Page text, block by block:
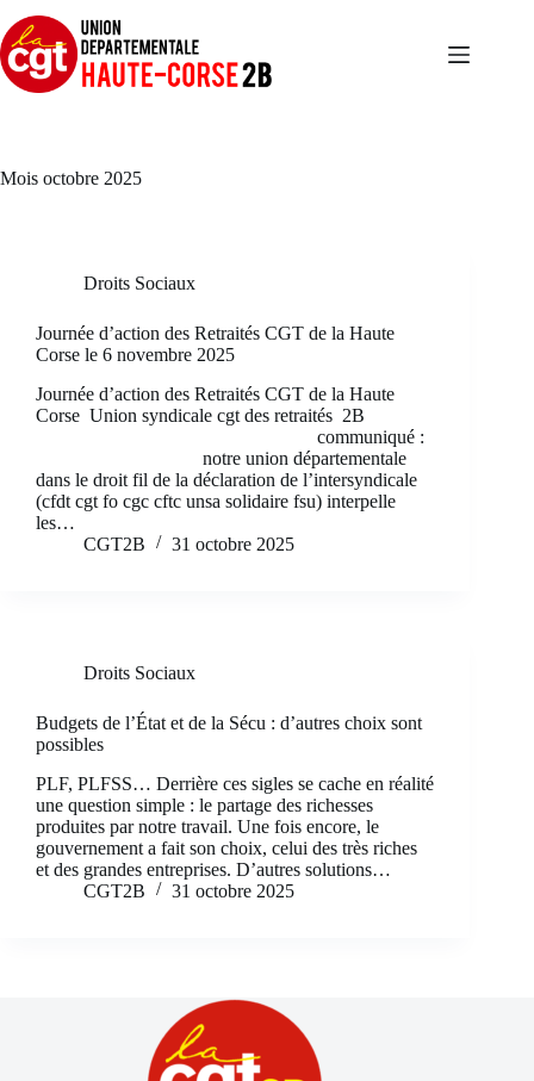
au
contenu
Mois octobre 2025
Droits Sociaux
Journée d’action des Retraités CGT de la Haute
Corse le 6 novembre 2025
Journée d’action des Retraités CGT de la Haute
Corse Union syndicale cgt des retraités 2B
communiqué :
notre union départementale
dans le droit fil de la déclaration de l’intersyndicale
(cfdt cgt fo cgc cftc unsa solidaire fsu) interpelle
les…
CGT2B
31 octobre 2025
Droits Sociaux
Budgets de l’État et de la Sécu : d’autres choix sont
possibles
PLF, PLFSS… Derrière ces sigles se cache en réalité
une question simple : le partage des richesses
produites par notre travail. Une fois encore, le
gouvernement a fait son choix, celui des très riches
et des grandes entreprises. D’autres solutions…
CGT2B
31 octobre 2025